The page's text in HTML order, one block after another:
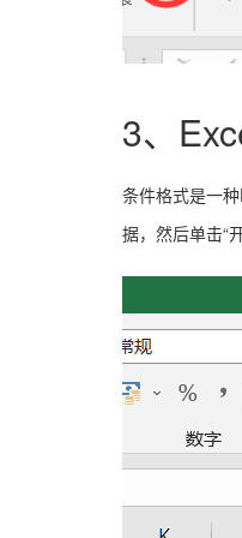
3、
条件格式是一
据，然后单击“